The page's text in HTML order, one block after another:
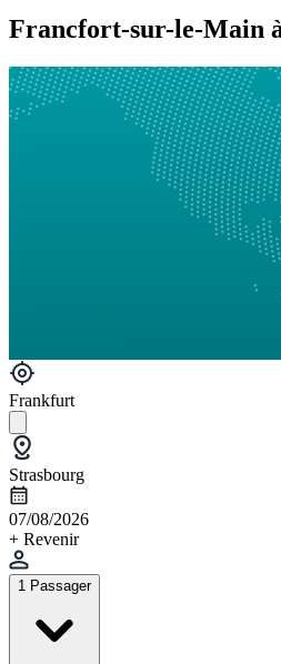
Francfort-sur-le-Main
Frankfurt
Strasbourg
07/08/2026
+ Revenir
1 Passager